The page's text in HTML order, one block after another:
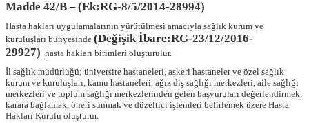
Madde 42/B –(Ek:RG-8/5/2014-28994)
Hasta hakları uygulamalarının yürütülmesi amacıyla sağlık kurum ve
kuruluşları bünyesinde (Değişik İbare:RG-23/12/2016-
29927) hasta hakları birimleri oluşturulur.
İl sağlık müdürlüğü; üniversite hastaneleri, askeri hastaneler ve özel sağlık
kurum ve kuruluşları, kamu hastaneleri, ağız diş sağlığı merkezleri, aile sağlığı
merkezleri ve toplum sağlığı merkezlerinden gelen başvuruları değerlendirmek,
karara bağlamak, öneri sunmak ve düzeltici işlemleri belirlemek üzere Hasta
Hakları Kurulu oluşturur.